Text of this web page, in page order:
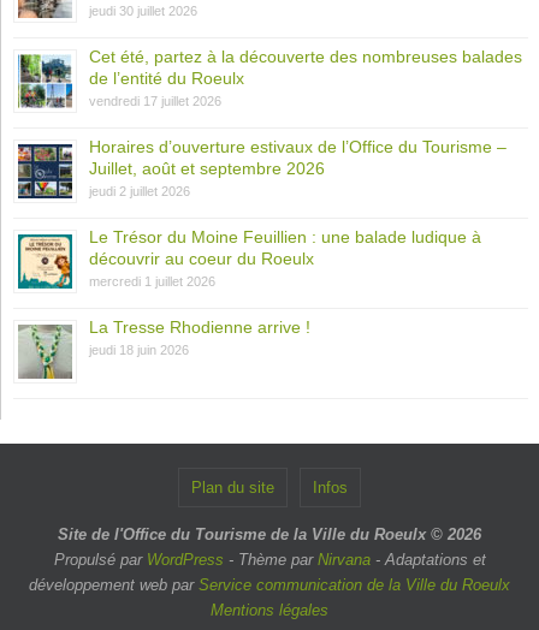
jeudi 30 juillet 2026
Cet été, partez à la découverte des nombreuses balades
de l’entité du Roeulx
vendredi 17 juillet 2026
Horaires d’ouverture estivaux de l’Office du Tourisme –
Juillet, août et septembre 2026
jeudi 2 juillet 2026
Le Trésor du Moine Feuillien : une balade ludique à
découvrir au coeur du Roeulx
mercredi 1 juillet 2026
La Tresse Rhodienne arrive !
jeudi 18 juin 2026
Plan du site Infos
Site de l'Office du Tourisme de la Ville du Roeulx © 2026
Propulsé par WordPress - Thème par Nirvana- Adaptations et
développement web par Service communication de la Ville du Roeulx
Mentions légales